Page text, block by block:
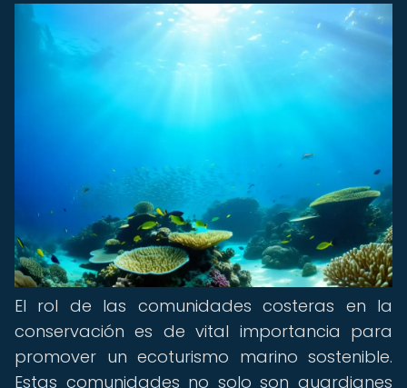
El rol de las comunidades costeras en la
conservación es de vital importancia para
promover un ecoturismo marino sostenible.
Estas comunidades no solo son guardianes